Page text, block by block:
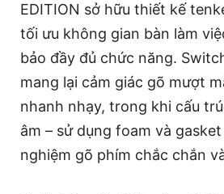
EDITION sở hữu thiết kế
tối ưu không gian bàn làm
bảo đầy đủ chức năng.
mang lại cảm giác gõ mượt
nhanh nhạy, trong khi cấu
âm – sử dụng foam và
nghiệm gõ phím chắc chắn